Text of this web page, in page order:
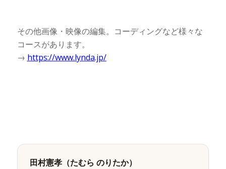
その他画像・映像の編集。コーディングなど様々な
コースがあります。
→ https://www.lynda.jp/
田村憲孝（たむら のりたか）